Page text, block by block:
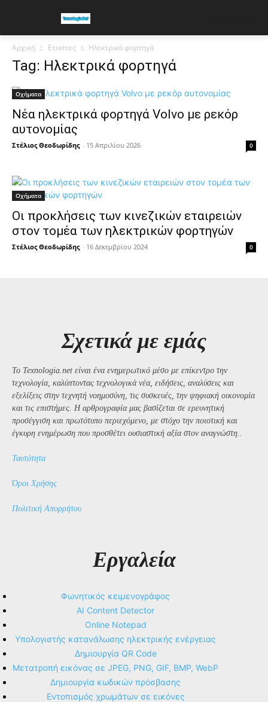
Αρχική Ετικέτες Ηλεκτρικά φορτηγά
Tag: Ηλεκτρικά φορτηγά
Οχήματα
Νέα ηλεκτρικά φορτηγά Volvo με ρεκόρ
αυτονομίας
Στέλιος Θεοδωρίδης - 15 Απριλίου 2026 0
Οχήματα
Οι προκλήσεις των κινεζικών εταιρειών
στον τομέα των ηλεκτρικών φορτηγών
Στέλιος Θεοδωρίδης - 16 Δεκεμβρίου 2024 0
Σχετικά με εμάς
Το Texnologia.net είναι ένα ενημερωτικό μέσο με επίκεντρο την
τεχνολογία, καλύπτοντας τεχνολογικά νέα, ειδήσεις, αναλύσεις και
εξελίξεις στην τεχνητή νοημοσύνη, τις συσκευές, την ψηφιακή οικονομία
και τις επιστήμες. Η αρθρογραφία μας βασίζεται σε ερευνητική
προσέγγιση και πρωτότυπο περιεχόμενο, με στόχο την ποιοτική και
έγκυρη ενημέρωση που προσθέτει ουσιαστική αξία στον αναγνώστη..
Ταυτότητα
Όροι Χρήσης
Πολιτική Απορρήτου
Εργαλεία
Φωνητικός κειμενογράφος
AI Content Detector
Online Notepad
Υπολογιστής κατανάλωσης ηλεκτρικής ενέργειας
Δημιουργία QR Code
Μετατροπή εικόνας σε JPEG, PNG, GIF, BMP, WebP
Δημιουργία κωδικών πρόσβασης
Εντοπισμός χρωμάτων σε εικόνες